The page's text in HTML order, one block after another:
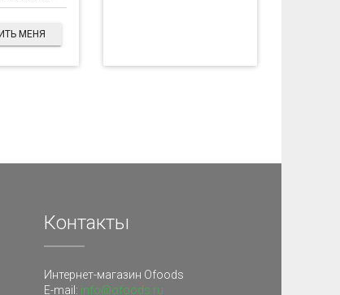
МЕНЯ
Контакты
Интернет-магазин Ofoods
E-mail: info@ofoods.ru